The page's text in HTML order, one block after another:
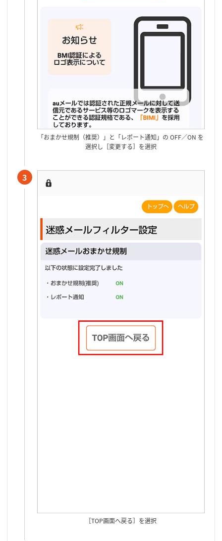
「おまかせ規制（推奨）」と「レポート通知」の OFF／ON を
選択し［変更する］を選択
3
［TOP画面へ戻る］を選択